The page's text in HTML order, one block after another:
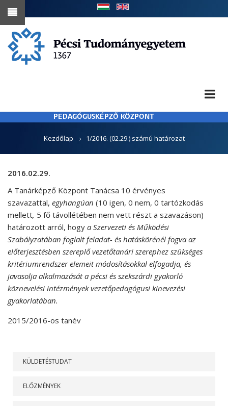
Ugrás
tartalomra
PEDAGÓGUSKÉPZŐ KÖZPONT
Kezdőlap 1/2016. (02.29.) számú határozat
2016.02.29.
A Tanárképző Központ Tanácsa 10 érvényes
szavazattal, egyhangúan (10 igen, 0 nem, 0 tartózkodás
mellett, 5 fő távollétében nem vett részt a szavazáson)
határozott arról, hogy a Szervezeti és Működési
Szabályzatában foglalt feladat- és hatáskörénél fogva az
előterjesztésben szereplővezetőtanári szerephez szükséges
kritériumrendszer elemeit módosításokkal elfogadja, és
javasolja alkalmazását a pécsi és szekszárdi gyakorló
köznevelési intézmények vezetőpedagógusi kinevezési
gyakorlatában.
2015/2016-os tanév
KÜLDETÉSTUDAT
ELŐZMÉNYEK